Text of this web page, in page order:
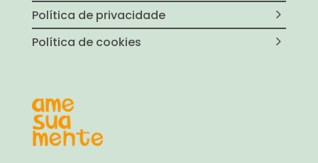
Política de privacidade
Política de cookies